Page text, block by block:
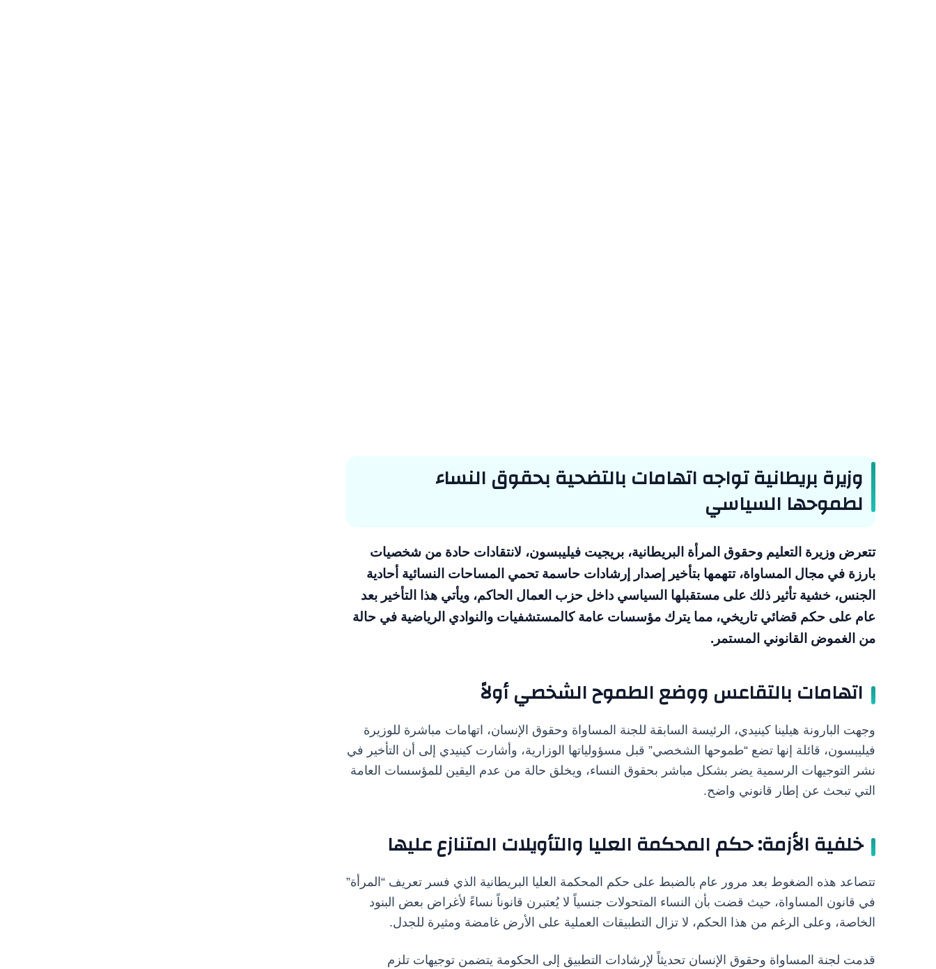
وزيرة بريطانية تواجه اتهامات بالتضحية بحقوق النساء
لطموحها السياسي
تتعرض وزيرة التعليم وحقوق المرأة البريطانية، بريجيت فيليبسون، لانتقادات حادة من شخصيات
بارزة في مجال المساواة، تتهمها بتأخير إصدار إرشادات حاسمة تحمي المساحات النسائية أحادية
الجنس، خشية تأثير ذلك على مستقبلها السياسي داخل حزب العمال الحاكم، ويأتي هذا التأخير بعد
عام على حكم قضائي تاريخي، مما يترك مؤسسات عامة كالمستشفيات والنوادي الرياضية في حالة
من الغموض القانوني المستمر.
اتهامات بالتقاعس ووضع الطموح الشخصي أولاً
وجهت البارونة هيلينا كينيدي، الرئيسة السابقة للجنة المساواة وحقوق الإنسان، اتهامات مباشرة للوزيرة
فيليبسون، قائلة إنها تضع “طموحها الشخصي” قبل مسؤولياتها الوزارية، وأشارت كينيدي إلى أن التأخير في
نشر التوجيهات الرسمية يضر بشكل مباشر بحقوق النساء، ويخلق حالة من عدم اليقين للمؤسسات العامة
التي تبحث عن إطار قانوني واضح.
خلفية الأزمة: حكم المحكمة العليا والتأويلات المتنازع عليها
تتصاعد هذه الضغوط بعد مرور عام بالضبط على حكم المحكمة العليا البريطانية الذي فسر تعريف “المرأة”
في قانون المساواة، حيث قضت بأن النساء المتحولات جنسياً لا يُعتبرن قانوناً نساءً لأغراض بعض البنود
الخاصة، وعلى الرغم من هذا الحكم، لا تزال التطبيقات العملية على الأرض غامضة ومثيرة للجدل.
قدمت لجنة المساواة وحقوق الإنسان تحديثاً لإرشادات التطبيق إلى الحكومة يتضمن توجيهات تلزم